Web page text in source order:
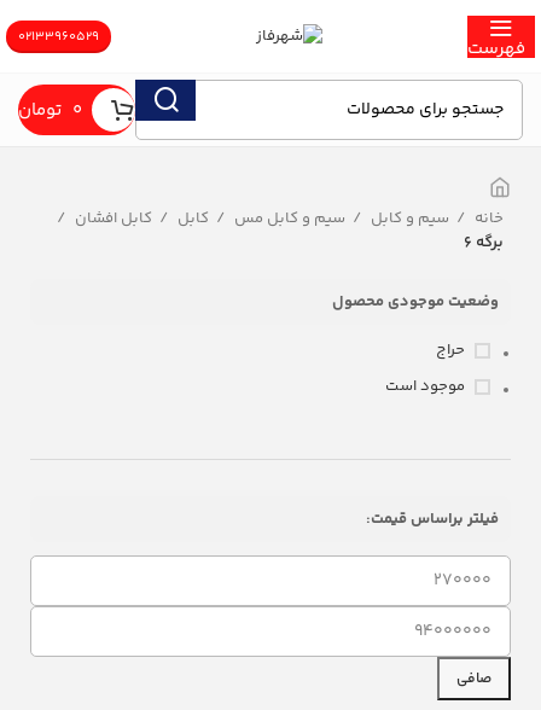
فهرست 02133960529
0 تومان
خانه سيم و كابل سیم و کابل مس کابل
كابل افشان
برگه 6
وضعیت موجودی محصول
حراج
موجود است
فیلتر براساس قیمت:
صافی
همکاران و کارخانجات محترم، جهت دريافت تخفيفات همكاری و شرایط فروش
ویژه با شماره 09030016096 و 09120550529 تماس حاصل نمایید